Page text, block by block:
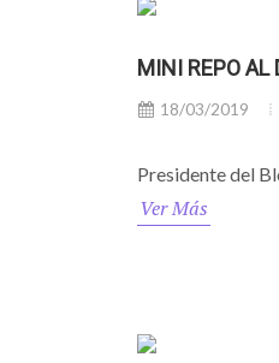
MINI REPO AL
18/03/2019
Presidente del
Ver Más